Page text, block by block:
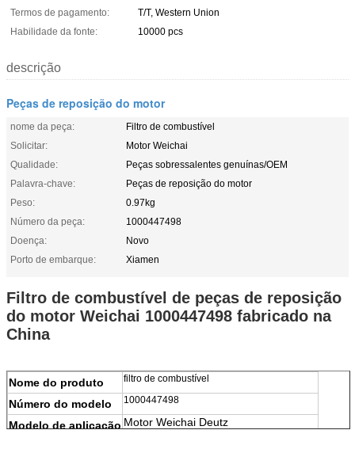
Termos de pagamento:
T/T, Western Union
Habilidade da fonte:
10000 pcs
descrição
Peças de reposição do motor
nome da peça:
Filtro de combustível
Solicitar:
Motor Weichai
Qualidade:
Peças sobressalentes genuínas/OEM
Palavra-chave:
Peças de reposição do motor
Peso:
0.97kg
Número da peça:
1000447498
Doença:
Novo
Porto de embarque:
Xiamen
Filtro de combustível de peças de reposição
do motor Weichai 1000447498 fabricado na
China
Nome do produto filtro de combustível
Número do modelo 1000447498
Modelo de aplicação Motor Weichai Deutz